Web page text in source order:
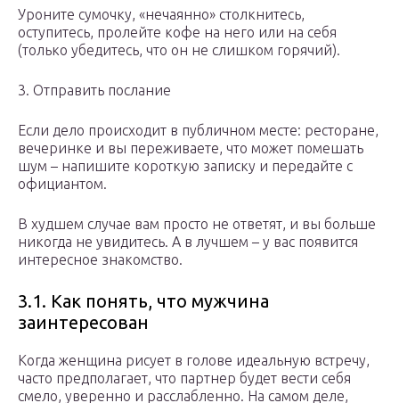
Уроните сумочку, «нечаянно» столкнитесь,
оступитесь, пролейте кофе на него или на себя
(только убедитесь, что он не слишком горячий).
3. Отправить послание
Если дело происходит в публичном месте: ресторане,
вечеринке и вы переживаете, что может помешать
шум – напишите короткую записку и передайте с
официантом.
В худшем случае вам просто не ответят, и вы больше
никогда не увидитесь. А в лучшем – у вас появится
интересное знакомство.
3.1. Как понять, что мужчина
заинтересован
Когда женщина рисует в голове идеальную встречу,
часто предполагает, что партнер будет вести себя
смело, уверенно и расслабленно. На самом деле,